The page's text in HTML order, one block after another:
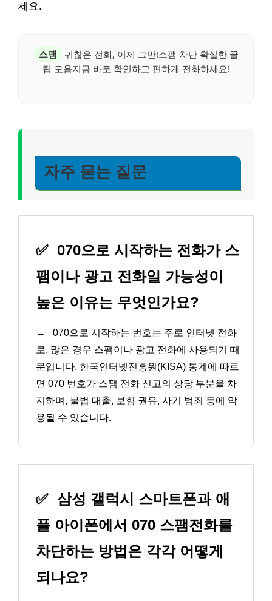
세요.
스팸
귀찮은 전화, 이제 그만!스팸 차단 확실한 꿀
팁 모음지금 바로 확인하고 편하게 전화하세요!
자주 묻는 질문
✅ 070으로 시작하는 전화가 스
팸이나 광고 전화일 가능성이
높은 이유는 무엇인가요?
→
070으로 시작하는 번호는 주로 인터넷 전화
로, 많은 경우 스팸이나 광고 전화에 사용되기 때
문입니다. 한국인터넷진흥원(KISA) 통계에 따르
면 070 번호가 스팸 전화 신고의 상당 부분을 차
지하며, 불법 대출, 보험 권유, 사기 범죄 등에 악
용될 수 있습니다.
✅ 삼성 갤럭시 스마트폰과 애
플 아이폰에서 070 스팸전화를
차단하는 방법은 각각 어떻게
되나요?